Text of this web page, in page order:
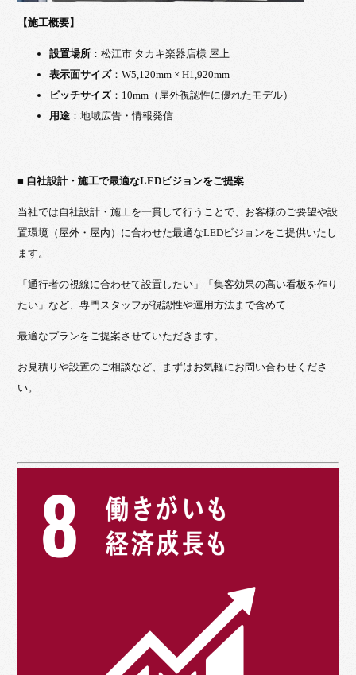
【施工概要】
設置場所 ：松江市 タカキ楽器店様 屋上
表示面サイズ：W5,120mm × H1,920mm
ピッチサイズ：10mm（屋外視認性に優れたモデル）
用途 ：地域広告・情報発信
■ 自社設計・施工で最適なLEDビジョンをご提案
当社では自社設計・施工を一貫して行うことで、お客様のご要望や設
置環境（屋外・屋内）に合わせた最適なLEDビジョンをご提供いたし
ます。
「通行者の視線に合わせて設置したい」「集客効果の高い看板を作り
たい」など、専門スタッフが視認性や運用方法まで含めて
最適なプランをご提案させていただきます。
お見積りや設置のご相談など、まずはお気軽にお問い合わせくださ
い。